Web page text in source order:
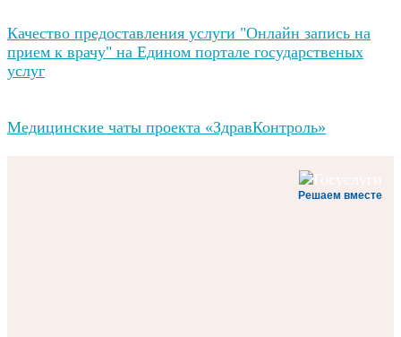
Качество предоставления услуги "Онлайн запись на
прием к врачу" на Едином портале государственых
услуг
Медицинские чаты проекта «ЗдравКонтроль»
Решаем вместе